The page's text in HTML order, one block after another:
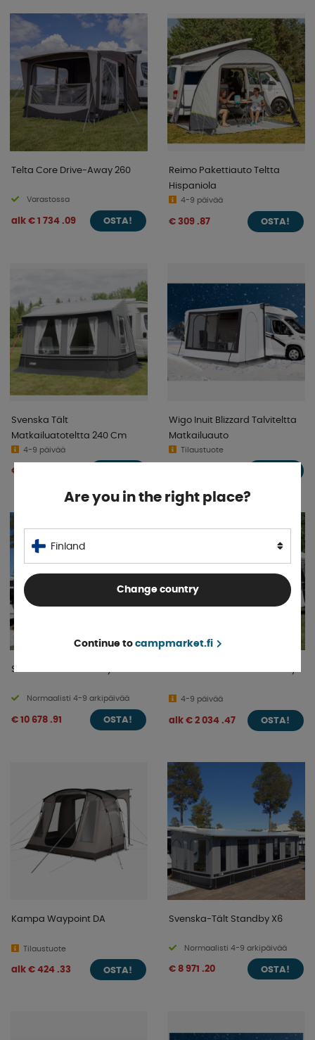
Telta Core Drive-Away 260
Varastossa
alk € 1 734 .09 OSTA!
Reimo Pakettiauto Teltta
Hispaniola
4-9 päivää
€ 309 .87 OSTA!
Svenska Tält
Matkailuatoteltta 240 Cm
4-9 päivää
€ 1 562 .59
Wigo Inuit Blizzard Talviteltta
Matkailuauto
Tilaustuote
Svenska-Tält Standby X8
Normaalisti 4-9 arkipäivää
€ 10 678 .91 OSTA!
4-9 päivää
alk € 2 034 .47 OSTA!
Kampa Waypoint DA
Tilaustuote
alk € 424 .33 OSTA!
Svenska-Tält Standby X6
Normaalisti 4-9 arkipäivää
€ 8 971 .20 OSTA!
Are you in the right place?
Finland
Change country
Continue to campmarket.fi